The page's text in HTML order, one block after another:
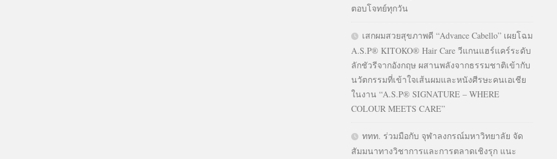
ตอบโจทย์ทุกวัน
เสกผมสวยสุขภาพดี “Advance Cabello” เผยโฉม
A.S.P® KITOKO® Hair Care วีแกนแฮร์แคร์ระดับ
ลักชัวรีจากอังกฤษ ผสานพลังจากธรรมชาติเข้ากับ
นวัตกรรมที่เข้าใจเส้นผมและหนังศีรษะคนเอเชีย
ในงาน “A.S.P® SIGNATURE – WHERE
COLOUR MEETS CARE”
ททท. ร่วมมือกับ จุฬาลงกรณ์มหาวิทยาลัย จัด
สัมมนาทางวิชาการและการตลาดเชิงรุก แนะ